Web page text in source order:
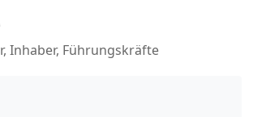
Inhaber, Führungskräfte